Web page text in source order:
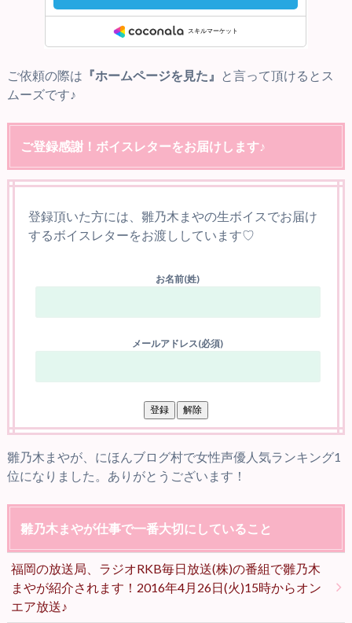
ご依頼の際は 『ホームページを見た』
と言って頂けるとス
ムーズです♪
ご登録感謝！ボイスレターをお届けします♪
登録頂いた方には、雛乃木まやの生ボイスでお届け
するボイスレターをお渡ししています♡
お名前(姓)
メールアドレス(必須)
雛乃木まやが、にほんブログ村で女性声優人気ランキング1
位になりました。ありがとうございます！
雛乃木まやが仕事で一番大切にしていること
福岡の放送局、ラジオRKB毎日放送(株)の番組で雛乃木
まやが紹介されます！2016年4月26日(火)15時からオン
エア放送♪